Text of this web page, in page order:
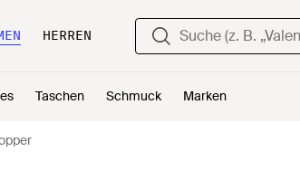
HERREN
Taschen Schmuck Marken